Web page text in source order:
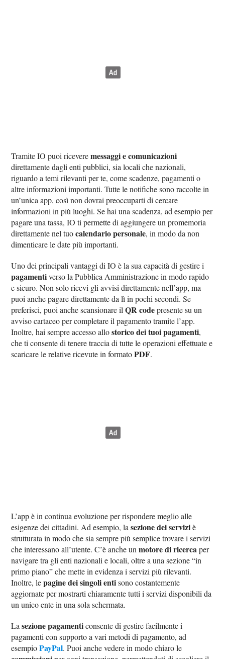
Tramite IO puoi riceveremessaggi e comunicazioni
direttamente dagli enti pubblici, sia locali che nazionali,
riguardo a temi rilevanti per te, come scadenze, pagamenti o
altre informazioni importanti. Tutte le notifiche sono raccolte in
un’unica app, così non dovrai preoccuparti di cercare
informazioni in più luoghi. Se hai una scadenza, ad esempio per
pagare una tassa, IO ti permette di aggiungere un promemoria
direttamente nel tuocalendario personale, in modo da non
dimenticare le date più importanti.
Uno dei principali vantaggi di IO è la sua capacità di gestire i
pagamentiverso la Pubblica Amministrazione in modo rapido
e sicuro. Non solo ricevi gli avvisi direttamente nell’app, ma
puoi anche pagare direttamente da lì in pochi secondi. Se
preferisci, puoi anche scansionare ilQR codepresente su un
avviso cartaceo per completare il pagamento tramite l’app.
Inoltre, hai sempre accesso allostorico dei tuoi pagamenti,
che ti consente di tenere traccia di tutte le operazioni effettuate e
scaricare le relative ricevute in formatoPDF.
L’app è in continua evoluzione per rispondere meglio alle
esigenze dei cittadini. Ad esempio, lasezione dei serviziè
strutturata in modo che sia sempre più semplice trovare i servizi
che interessano all’utente. C’è anche unmotore di ricercaper
navigare tra gli enti nazionali e locali, oltre a una sezione “in
primo piano” che mette in evidenza i servizi più rilevanti.
Inoltre, lepagine dei singoli entisono costantemente
aggiornate per mostrarti chiaramente tutti i servizi disponibili da
un unico ente in una sola schermata.
Lasezione pagamenticonsente di gestire facilmente i
pagamenti con supporto a vari metodi di pagamento, ad
esempioPayPal. Puoi anche vedere in modo chiaro le